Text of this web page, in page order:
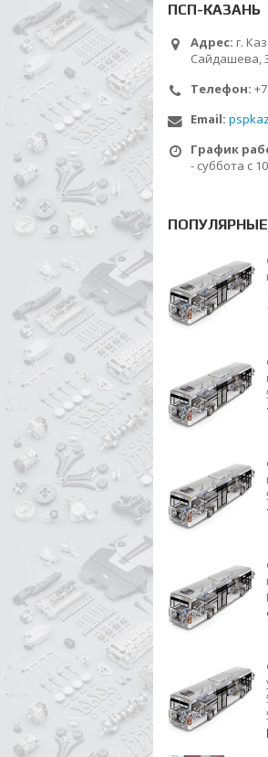
ПСП-КАЗАНЬ
Адрес: г.
Сайдашева,
Телефон:
Email:
График
- суббота с